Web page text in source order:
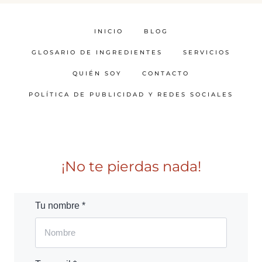
INICIO BLOG
GLOSARIO DE INGREDIENTES SERVICIOS
QUIÉN SOY CONTACTO
POLÍTICA DE PUBLICIDAD Y REDES SOCIALES
¡No te pierdas nada!
Tu nombre *